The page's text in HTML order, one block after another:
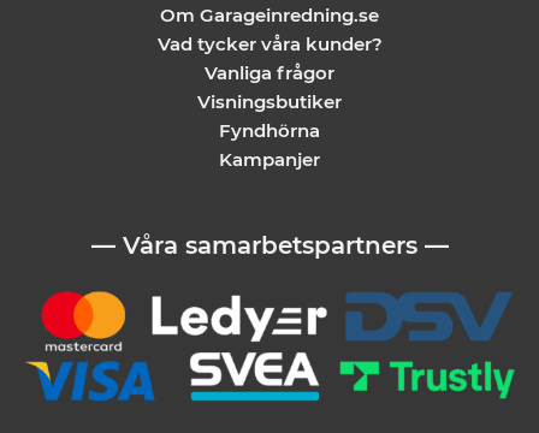
Om Garageinredning.se
Vad tycker våra kunder?
Vanliga frågor
Visningsbutiker
Fyndhörna
Kampanjer
— Våra samarbetspartners —